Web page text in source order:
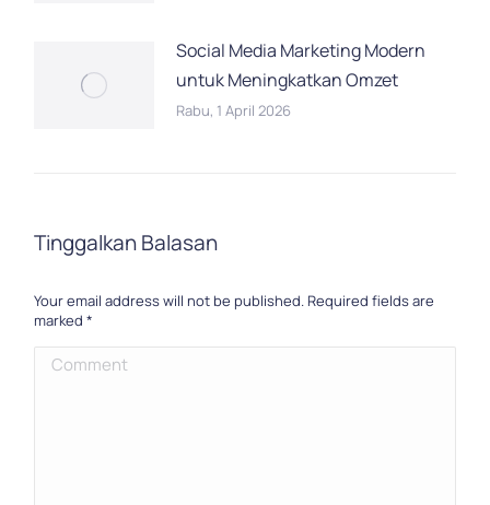
Social Media Marketing Modern
untuk Meningkatkan Omzet
Rabu, 1 April 2026
Tinggalkan Balasan
Your email address will not be published. Required fields are
marked*
Comment